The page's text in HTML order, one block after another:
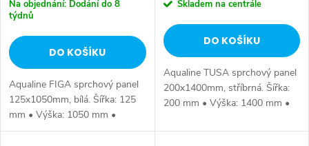
u
k
t
ů
d
u
k
t
Na objednání: Dodání do 8
týdnů
DO KOŠÍKU
Aqualine FIGA sprchový panel
125x1050mm, bílá. Šířka: 125
mm • Výška: 1050 mm •
Hloubka: 539 mm • Barva: Bílá
Skladem na centrále
DO KOŠÍKU
Aqualine TUSA sprchový panel
200x1400mm, stříbrná. Šířka:
200 mm • Výška: 1400 mm •
Stříbrná • Materiál: Hliník •